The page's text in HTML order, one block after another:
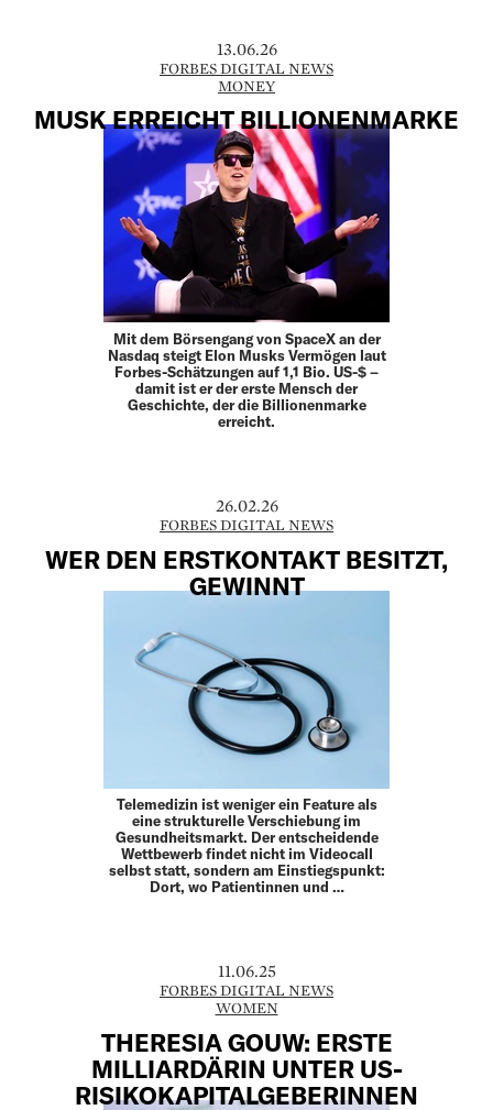
13.06.26
FORBES DIGITAL NEWS
MONEY
MUSK ERREICHT BILLIONENMARKE
Mit dem Börsengang von SpaceX an der
Nasdaq steigt Elon Musks Vermögen laut
Forbes-Schätzungen auf 1,1 Bio. US-$ –
damit ist er der erste Mensch der
Geschichte, der die Billionenmarke
erreicht.
26.02.26
FORBES DIGITAL NEWS
WER DEN ERSTKONTAKT BESITZT,
GEWINNT
Telemedizin ist weniger ein Feature als
eine strukturelle Verschiebung im
Gesundheitsmarkt. Der entscheidende
Wettbewerb findet nicht im Videocall
selbst statt, sondern am Einstiegspunkt:
Dort, wo Patientinnen und …
11.06.25
FORBES DIGITAL NEWS
WOMEN
THERESIA GOUW: ERSTE
MILLIARDÄRIN UNTER US-
RISIKOKAPITALGEBERINNEN